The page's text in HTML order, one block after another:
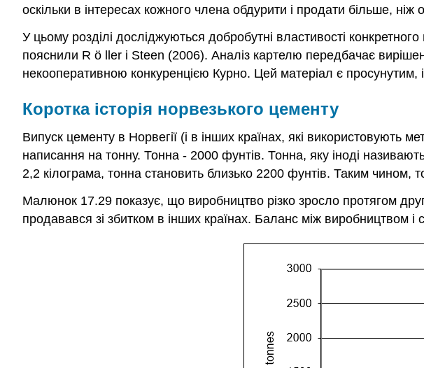
оскільки в інтересах кожного члена обдурити і продати більше,
У цьому розділі досліджуються добробутні властивості
пояснили R ö ller і Steen (2006). Аналіз картелю передбачає
некооперативною конкуренцією Курно. Цей матеріал є
Коротка історія норвезького цементу
Випуск цементу в Норвегії (і в інших країнах, які використовують
написання на тонну. Тонна - 2000 фунтів. Тонна, яку іноді
2,2 кілограма, тонна становить близько 2200 фунтів. Таким чином,
Малюнок 17.29 показує, що виробництво різко зросло протягом
продавався зі збитком в інших країнах. Баланс між виробництвом